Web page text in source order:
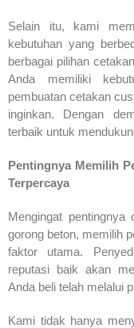
Selain itu, kami
kebutuhan yang
berbagai pilihan
Anda memiliki
pembuatan cetakan
inginkan. Dengan
terbaik untuk
Pentingnya Memilih
Terpercaya
Mengingat
gorong beton, memilih
faktor utama.
reputasi baik akan
Anda beli telah melalui
Kami tidak hanya